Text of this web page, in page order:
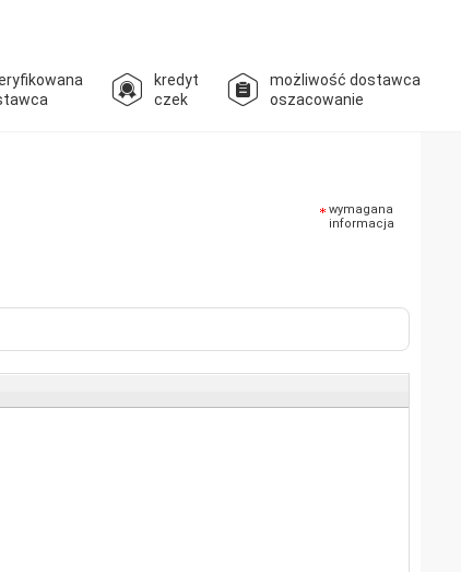
kredyt
czek
możliwość dostawca
oszacowanie
wymagana
informacja